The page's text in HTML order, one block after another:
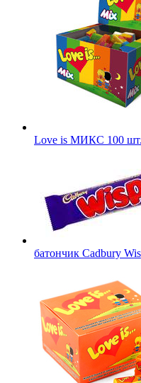
Love is МИКС 100 шт.
батончик Cadbury